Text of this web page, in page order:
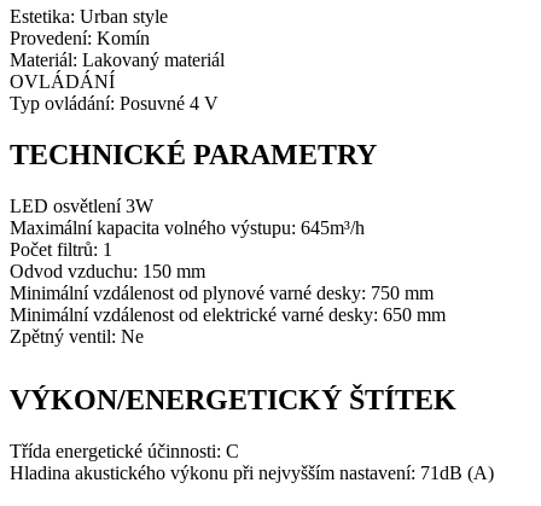
Estetika: Urban style
Provedení: Komín
Materiál: Lakovaný materiál
OVLÁDÁNÍ
Typ ovládání: Posuvné 4 V
TECHNICKÉ PARAMETRY
LED osvětlení 3W
Maximální kapacita volného výstupu: 645m³/h
Počet filtrů: 1
Odvod vzduchu: 150 mm
Minimální vzdálenost od plynové varné desky: 750 mm
Minimální vzdálenost od elektrické varné desky: 650 mm
Zpětný ventil: Ne
VÝKON/ENERGETICKÝ ŠTÍTEK
Třída energetické účinnosti: C
Hladina akustického výkonu při nejvyšším nastavení: 71dB (A)